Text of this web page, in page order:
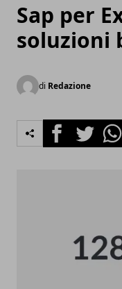
Sap per
soluzioni
di Redazione
FacebookTwitter